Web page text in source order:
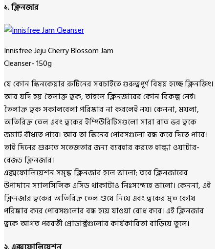
১. ক্লিনজার
Innisfree Jeju Cherry Blossom Jam
Cleanser- 150g
যে কোন স্কিনকেয়ার রুটিনের সবচাইতে গুরুত্বপূর্ণ বিষয় হচ্ছে ক্লিনজিং।
আর যদি হয় তৈলাক্ত ত্বক, তাহলে ক্লিনজারের কোন বিকল্প নেই।
তৈলাক্ত ত্বক সকালবেলা পরিষ্কার না করলেই নয়। কেননা, ময়লা,
অতিরিক্ত তেল এবং ত্বকের ইম্পিউরিটিসগুলো সারা রাত ভর ত্বকে
জমাট বাঁধতে পারে। আর তা স্কিনের পোরসগুলো বন্ধ করে দিতে পারে।
তাই দিনের শুরুতে সতেজতার জন্য ব্যবহার করতে হাল্কা ওয়াটার-
বেজড ক্লিনজার।
এক্সফোলিয়েশন সমৃদ্ধ ক্লিনজার হলে ভালো; তবে ক্লিনজারের
উপাদানে স্যালসিলিক এসিড থাকাটাও নিঃসন্দেহে ভালো। কেননা, এই
ক্লিনজার ত্বকের অতিরিক্ত তেল শুষে নিয়ে এবং ত্বকের মৃত কোষ
পরিষ্কার করে পোরসগুলোর বন্ধ হয়ে যাওয়া রোধ করে। এই ক্লিনজার
ত্বকে আগত পরবর্তী প্রোডাক্টগুলোর কার্যকারিতা বাড়িয়ে তুলে।